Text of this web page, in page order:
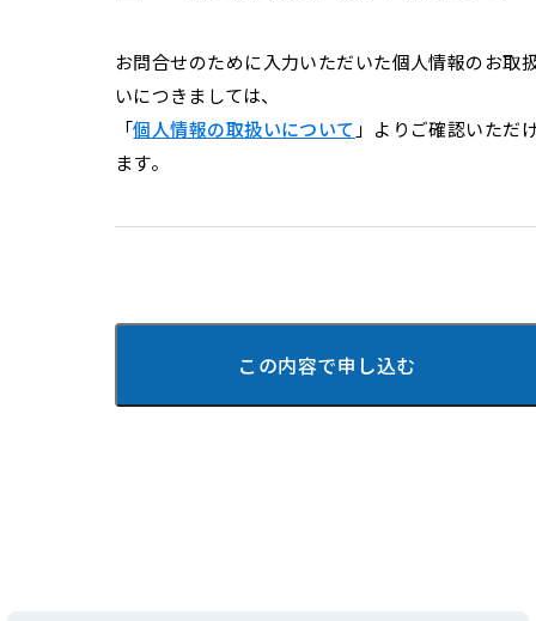
お問合せのために入力いただいた個人情報のお取
いにつきましては、
「個人情報の取扱いについて 」よりご確認いただ
ます。